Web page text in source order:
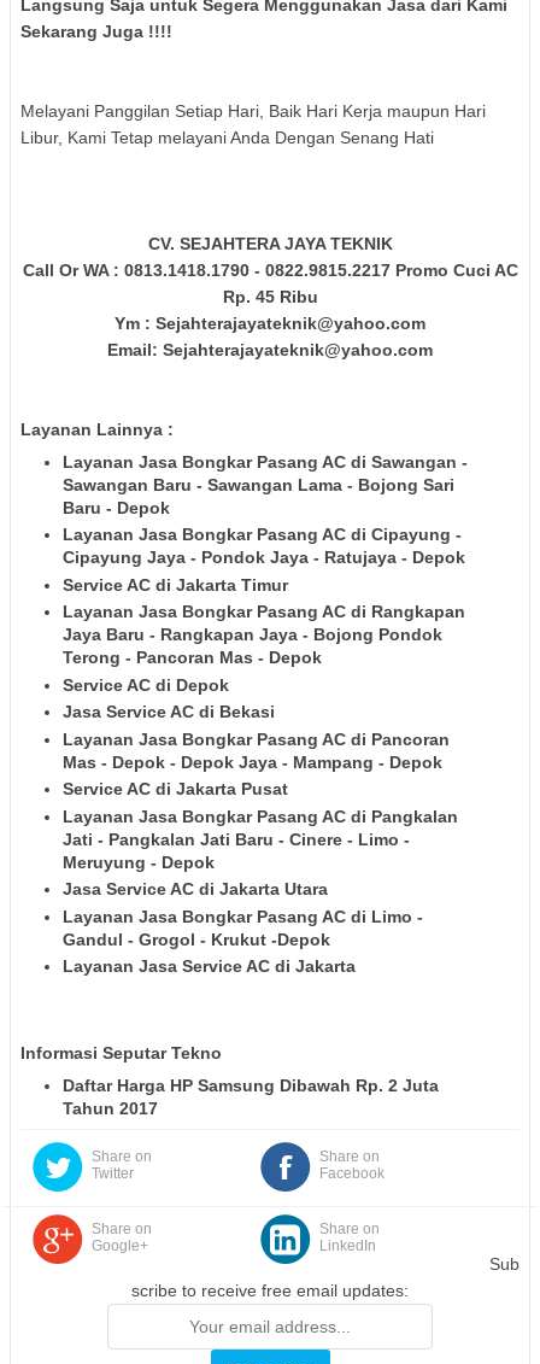
Langsung Saja untuk Segera Menggunakan Jasa dari Kami
Sekarang Juga !!!!
Melayani Panggilan Setiap Hari, Baik Hari Kerja maupun Hari
Libur, Kami Tetap melayani Anda Dengan Senang Hati
CV. SEJAHTERA JAYA TEKNIK
Call Or WA : 0813.1418.1790 - 0822.9815.2217 Promo Cuci AC
Rp. 45 Ribu
Ym : Sejahterajayateknik@yahoo.com
Email: Sejahterajayateknik@yahoo.com
Layanan Lainnya :
Layanan Jasa Bongkar Pasang AC di Sawangan -
Sawangan Baru - Sawangan Lama - Bojong Sari
Baru - Depok
Layanan Jasa Bongkar Pasang AC di Cipayung -
Cipayung Jaya - Pondok Jaya - Ratujaya - Depok
Service AC di Jakarta Timur
Layanan Jasa Bongkar Pasang AC di Rangkapan
Jaya Baru - Rangkapan Jaya - Bojong Pondok
Terong - Pancoran Mas - Depok
Service AC di Depok
Jasa Service AC di Bekasi
Layanan Jasa Bongkar Pasang AC di Pancoran
Mas - Depok - Depok Jaya - Mampang - Depok
Service AC di Jakarta Pusat
Layanan Jasa Bongkar Pasang AC di Pangkalan
Jati - Pangkalan Jati Baru - Cinere - Limo -
Meruyung - Depok
Jasa Service AC di Jakarta Utara
Layanan Jasa Bongkar Pasang AC di Limo -
Gandul - Grogol - Krukut -Depok
Layanan Jasa Service AC di Jakarta
Informasi Seputar Tekno
Daftar Harga HP Samsung Dibawah Rp. 2 Juta
Tahun 2017
Share on
Facebook
Share on
Twitter
Share on
Google+
Share on
LinkedIn
Sub
scribe to receive free email updates: